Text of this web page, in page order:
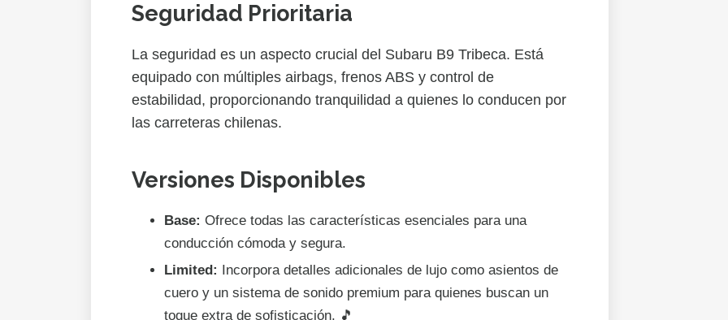
Seguridad Prioritaria
La seguridad es un aspecto crucial del Subaru B9 Tribeca. Está
equipado con múltiples airbags, frenos ABS y control de
estabilidad, proporcionando tranquilidad a quienes lo conducen por
las carreteras chilenas.
Versiones Disponibles
Base: Ofrece todas las características esenciales para una
conducción cómoda y segura.
Limited: Incorpora detalles adicionales de lujo como asientos de
cuero y un sistema de sonido premium para quienes buscan un
toque extra de sofisticación. 🎵